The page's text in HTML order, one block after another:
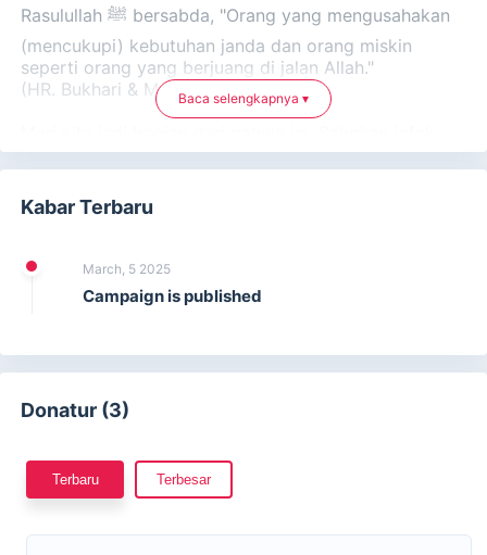
Rasulullah ﷺ bersabda, "Orang yang mengusahakan
(mencukupi) kebutuhan janda dan orang miskin
seperti orang yang berjuang di jalan Allah."
(HR. Bukhari & Muslim)
terbaik Anda untuk memberdayakan ibu tunggal dan
membahagiakan keluarga mereka.
Yuk salurkan sedekah terbaikmu dengan cara :
2. Masukkan nominal sedekah
3. Masukkan informasi pelengkap dan pilih metode transfer
seperti BSI/Mandiri/BCA/BNI/BRI, Gopay atau OVO
yang kamu cantumkan
yang ikut membantu.
Baca selengkapnya ▾
Kabar Terbaru
March, 5 2025
Campaign is published
Donatur (3)
Terbaru Terbesar